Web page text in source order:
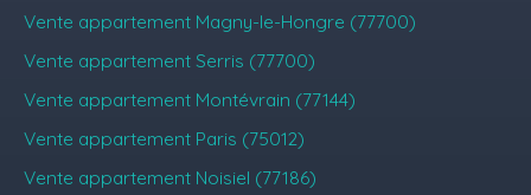
Vente appartement Magny-le-Hongre (77700)
Vente appartement Serris (77700)
Vente appartement Montévrain (77144)
Vente appartement Paris (75012)
Vente appartement Noisiel (77186)